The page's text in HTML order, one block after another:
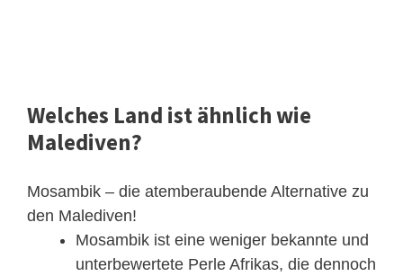
Welches Land ist ähnlich wie
Malediven?
Mosambik – die atemberaubende Alternative zu
den Malediven!
Mosambik ist eine weniger bekannte und
unterbewertete Perle Afrikas, die dennoch